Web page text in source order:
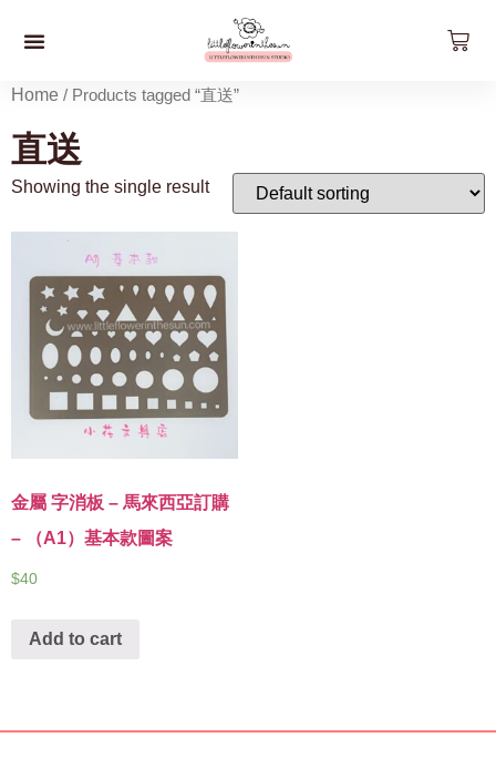
Home / Products tagged “直送”
直送
Showing the single result
金屬 字消板 – 馬來西亞訂購
– （A1）基本款圖案
$40
Add to cart